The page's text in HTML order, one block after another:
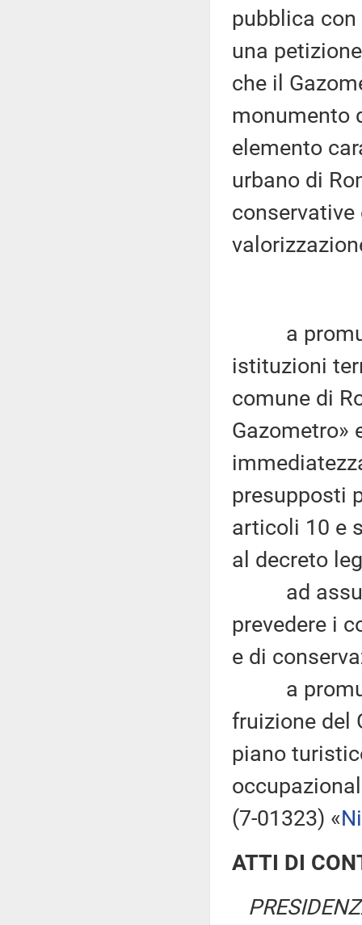
pubblica
una
che il
monumento
elemento
urbano di
a
istituzioni
comune di
Gazometro»
presupposti
articoli 10 e
al decreto
ad
prevedere i
e di
a
fruizione del
piano
(7-01323) «
ATTI DI